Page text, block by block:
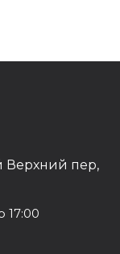
Верхний пер,
17:00